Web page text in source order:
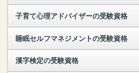
子育て心理アドバイザーの受験資格
睡眠セルフマネジメントの受験資格
漢字検定の受験資格